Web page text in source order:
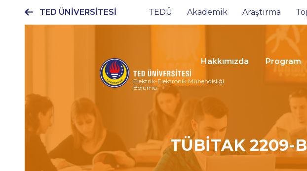
TED ÜNİVERSİTESİ
Ana
menüsü
TEDÜ Akademik Araştırma
Elektrik-Elektronik Mühendisliği
Bölümü
Hakkımızda Program
TÜBİTAK 2209-